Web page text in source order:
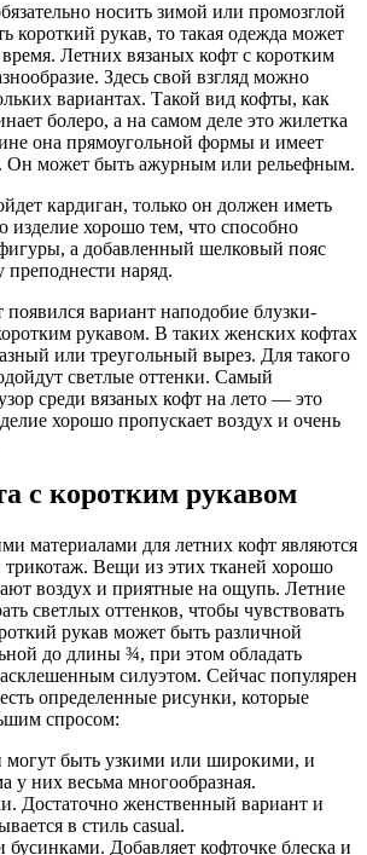
носить зимой или промозглой
короткий рукав, то такая одежда может
время. Летних вязаных кофт с коротким
Здесь свой взгляд можно
вариантах. Такой вид кофты, как
болеро, а на самом деле это жилетка
она прямоугольной формы и имеет
Он может быть ажурным или рельефным.
кардиган, только он должен иметь
хорошо тем, что способно
а добавленный шелковый пояс
наряд.
вариант наподобие блузки-
рукавом. В таких женских кофтах
или треугольный вырез. Для такого
светлые оттенки. Самый
среди вязаных кофт на лето — это
хорошо пропускает воздух и очень
с коротким рукавом
материалами для летних кофт являются
Вещи из этих тканей хорошо
воздух и приятные на ощупь. Летние
светлых оттенков, чтобы чувствовать
рукав может быть различной
до длины ¾, при этом обладать
силуэтом. Сейчас популярен
определенные рисунки, которые
спросом:
быть узкими или широкими, и
у них весьма многообразная.
Достаточно женственный вариант и
в стиль casual.
Добавляет кофточке блеска и